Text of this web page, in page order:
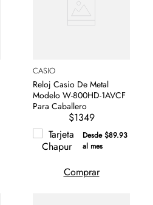
CASIO
Reloj Casio De Metal
Modelo W-800HD-1AVCF
Para Caballero
$1349
Desde $89.93
al mes
Comprar